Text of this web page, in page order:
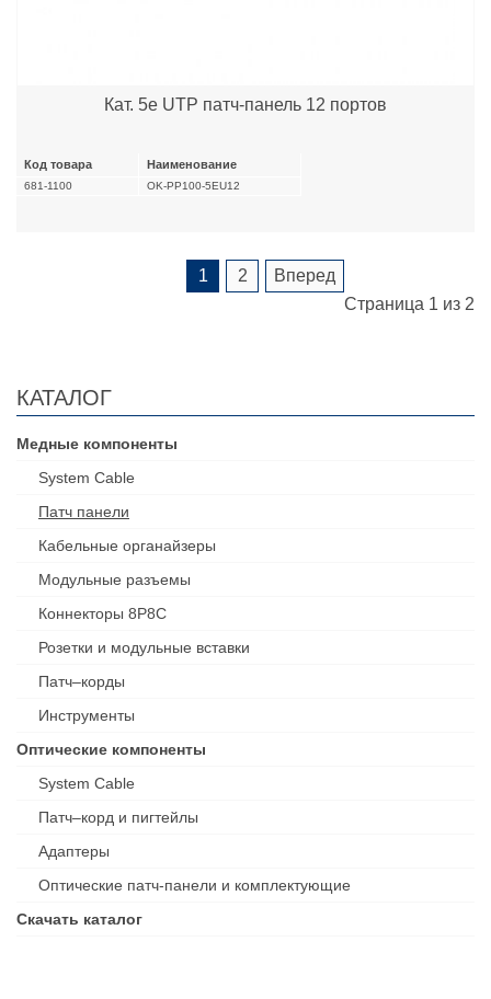
Кат. 5e UTP патч-панель 12 портов
Код товара Наименование
681-1100 OK-PP100-5EU12
1 2
Вперед
Страница 1 из 2
КАТАЛОГ
Медные компоненты
System Cable
Патч панели
Кабельные органайзеры
Модульные разъемы
Коннекторы 8P8C
Розетки и модульные вставки
Патч–корды
Инструменты
Оптические компоненты
System Cable
Патч–корд и пигтейлы
Адаптеры
Оптические патч-панели и комплектующие
Скачать каталог